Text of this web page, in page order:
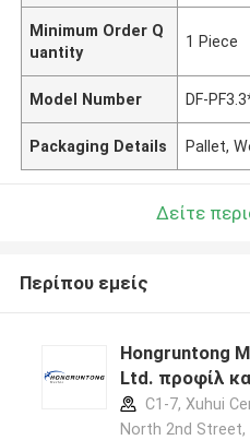
Minimum Order Q
uantity
1 Piece
Model Number DF-
Packaging Details Pallet,
Δείτε
Περίπου εμείς
Hongruntong
Ltd. προφίλ
C1-7, Xuhui
North 2nd Street,